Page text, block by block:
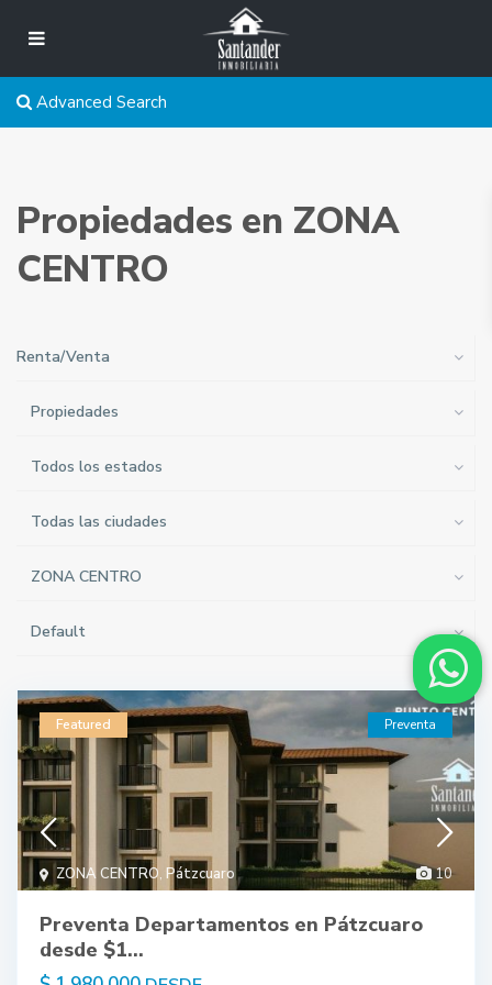
Advanced Search
Propiedades en ZONA
CENTRO
Renta/Venta
Propiedades
Todos los estados
Todas las ciudades
ZONA CENTRO
Default
10
ZONA CENTRO, Pátzcuaro
Featured Preventa
Preventa Departamentos en Pátzcuaro
desde $1...